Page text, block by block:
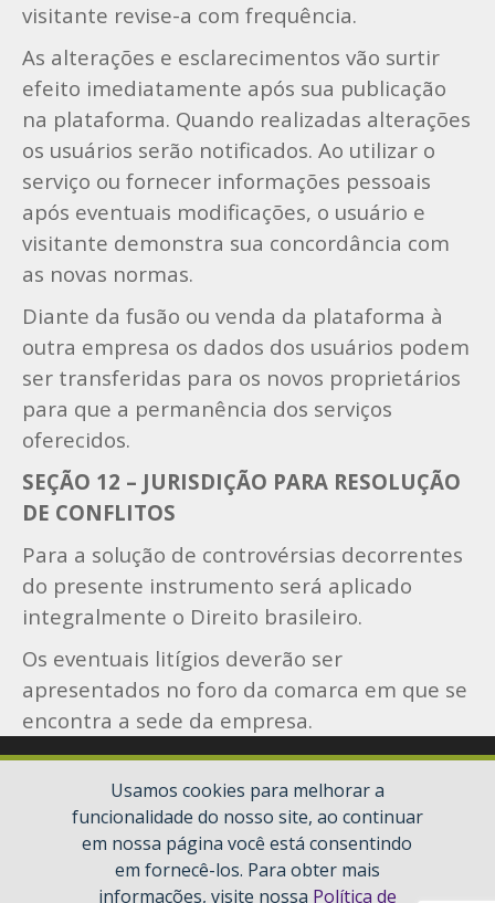
visitante revise-a com frequência.
As alterações e esclarecimentos vão surtir
efeito imediatamente após sua publicação
na plataforma. Quando realizadas alterações
os usuários serão notificados. Ao utilizar o
serviço ou fornecer informações pessoais
após eventuais modificações, o usuário e
visitante demonstra sua concordância com
as novas normas.
Diante da fusão ou venda da plataforma à
outra empresa os dados dos usuários podem
ser transferidas para os novos proprietários
para que a permanência dos serviços
oferecidos.
SEÇÃO 12 – JURISDIÇÃO PARA RESOLUÇÃO
DE CONFLITOS
Para a solução de controvérsias decorrentes
do presente instrumento será aplicado
integralmente o Direito brasileiro.
Os eventuais litígios deverão ser
apresentados no foro da comarca em que se
encontra a sede da empresa.
Usamos cookies para melhorar a
funcionalidade do nosso site, ao continuar
em nossa página você está consentindo
em fornecê-los. Para obter mais
informações, visite nossa Política de